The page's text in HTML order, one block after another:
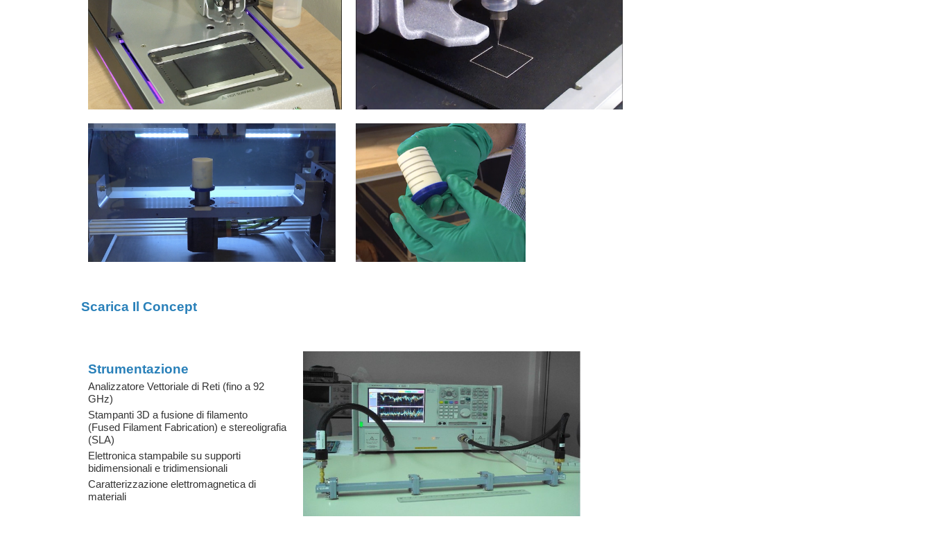
Scarica Il Concept
Strumentazione
Analizzatore Vettoriale di Reti (fino a 92
GHz)​
Stampanti 3D a fusione di filamento
(Fused Filament Fabrication)​ e stereoligrafia
(SLA)
Elettronica stampabile su supporti
bidimensionali e tridimensionali
Caratterizzazione elettromagnetica di
materiali